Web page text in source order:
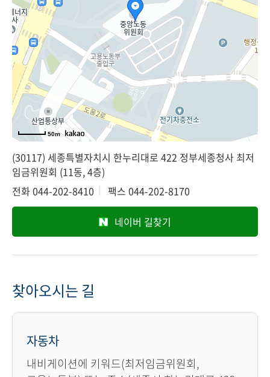
50m
(30117) 세종특별자치시 한누리대로 422 정부세종청사 최저
임금위원회 (11동, 4층)
전화044-202-8410 팩스 044-202-8170
네이버 길찾기
찾아오시는 길
자동차
내비게이션에 키워드(최저임금위원회,